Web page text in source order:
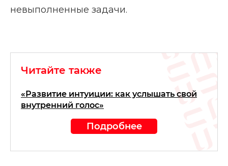
невыполненные задачи.
Читайте также
«Развитие интуиции: как услышать свой
внутренний голос»
Подробнее